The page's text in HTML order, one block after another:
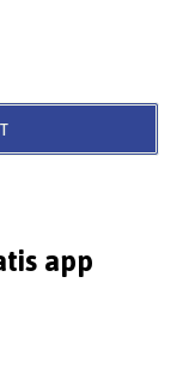
app